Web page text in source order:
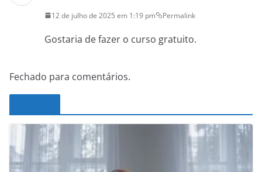
12 de julho de 2025 em 1:19 pm Permalink
Gostaria de fazer o curso gratuito.
Fechado para comentários.